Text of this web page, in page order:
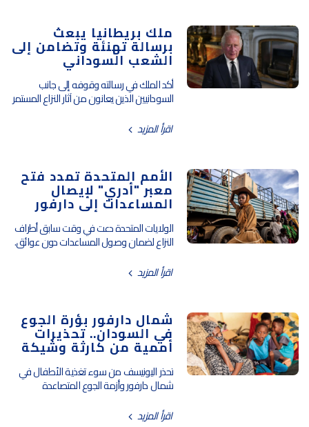
ملك بريطانيا يبعث
برسالة تهنئة وتضامن إلى
الشعب السوداني
أكد الملك في رسالته وقوفه إلى جانب
السودانيين الذين يعانون من آثار النزاع المستمر
اقرأ المزيد
الأمم المتحدة تمدد فتح
معبر "أدري" لإيصال
المساعدات إلى دارفور
الولايات المتحدة دعت في وقت سابق أطراف
النزاع لضمان وصول المساعدات دون عوائق.
اقرأ المزيد
شمال دارفور بؤرة الجوع
في السودان.. تحذيرات
أممية من كارثة وشيكة
تحذر اليونيسف من سوء تغذية الأطفال في
شمال دارفور وأزمة الجوع المتصاعدة
اقرأ المزيد